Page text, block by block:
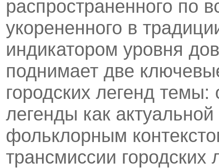
распространенного по
укорененного в
индикатором уровня
поднимает две
городских легенд
легенды как
фольклорным
трансмиссии городских